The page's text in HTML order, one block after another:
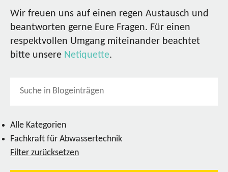
Wir freuen uns auf einen regen Austausch und
beantworten gerne Eure Fragen. Für einen
respektvollen Umgang miteinander beachtet
bitte unsere Netiquette.
Alle Kategorien
Fachkraft für Abwassertechnik
Filter zurücksetzen